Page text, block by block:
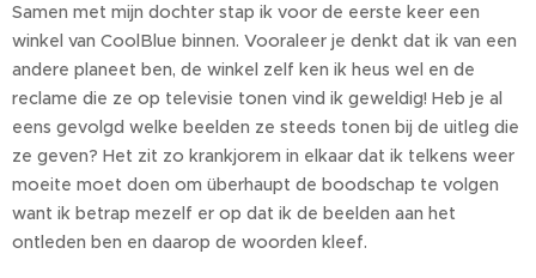
Samen met mijn dochter stap ik voor de eerste keer een
winkel van CoolBlue binnen. Vooraleer je denkt dat ik van een
andere planeet ben, de winkel zelf ken ik heus wel en de
reclame die ze op televisie tonen vind ik geweldig! Heb je al
eens gevolgd welke beelden ze steeds tonen bij de uitleg die
ze geven? Het zit zo krankjorem in elkaar dat ik telkens weer
moeite moet doen om überhaupt de boodschap te volgen
want ik betrap mezelf er op dat ik de beelden aan het
ontleden ben en daarop de woorden kleef.